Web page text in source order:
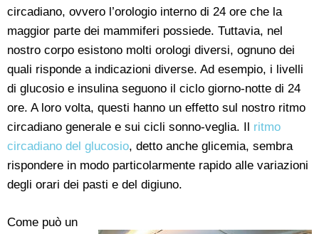
circadiano, ovvero l’orologio interno di 24 ore che la
maggior parte dei mammiferi possiede. Tuttavia, nel
nostro corpo esistono molti orologi diversi, ognuno dei
quali risponde a indicazioni diverse. Ad esempio, i livelli
di glucosio e insulina seguono il ciclo giorno-notte di 24
ore. A loro volta, questi hanno un effetto sul nostro ritmo
circadiano generale e sui cicli sonno-veglia. Il ritmo
circadiano del glucosio, detto anche glicemia, sembra
rispondere in modo particolarmente rapido alle variazioni
degli orari dei pasti e del digiuno.
Come può un